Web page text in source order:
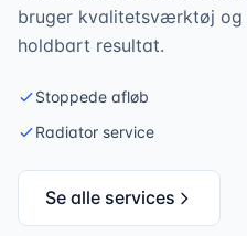
bruger kvalitetsværktøj
holdbart resultat.
Stoppede afløb
Radiator service
Se alle services